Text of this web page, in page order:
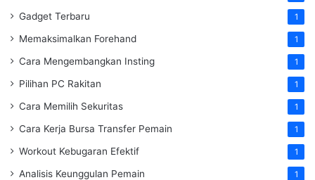
Gadget Terbaru 1
Memaksimalkan Forehand 1
Cara Mengembangkan Insting 1
Pilihan PC Rakitan 1
Cara Memilih Sekuritas 1
Cara Kerja Bursa Transfer Pemain 1
Workout Kebugaran Efektif 1
Analisis Keunggulan Pemain 1